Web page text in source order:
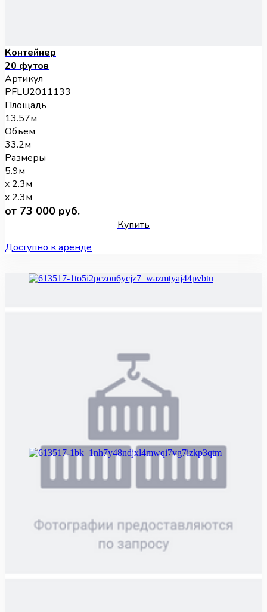
Контейнер
20 футов
Артикул
PFLU2011133
Площадь
13.57м
Объем
33.2м
Размеры
5.9м
x 2.3м
x 2.3м
от 73 000 руб.
Купить
Доступно к аренде